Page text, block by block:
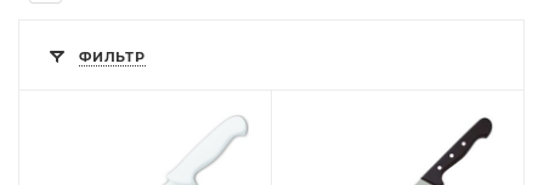
ФИЛЬТР